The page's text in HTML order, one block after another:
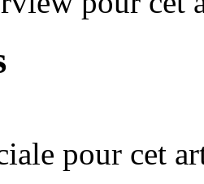
pour cet